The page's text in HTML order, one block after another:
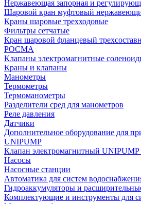
Нержавеющая запорная и
Шаровой кран муфтовый
Краны шаровые трехходовые
Фильтры сетчатые
Кран шаровой фланцевый
РОСМА
Клапаны электромагнитные
Краны и клапаны
Манометры
Термометры
Термоманометры
Разделители сред для манометров
Реле давления
Датчики
Дополнительное оборудование для
UNIPUMP
Клапан электромагнитный
Насосы
Насосные станции
Автоматика для систем
Гидроаккумуляторы и
Комплектующие и инструменты для